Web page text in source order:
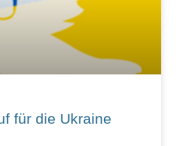
für die Ukraine